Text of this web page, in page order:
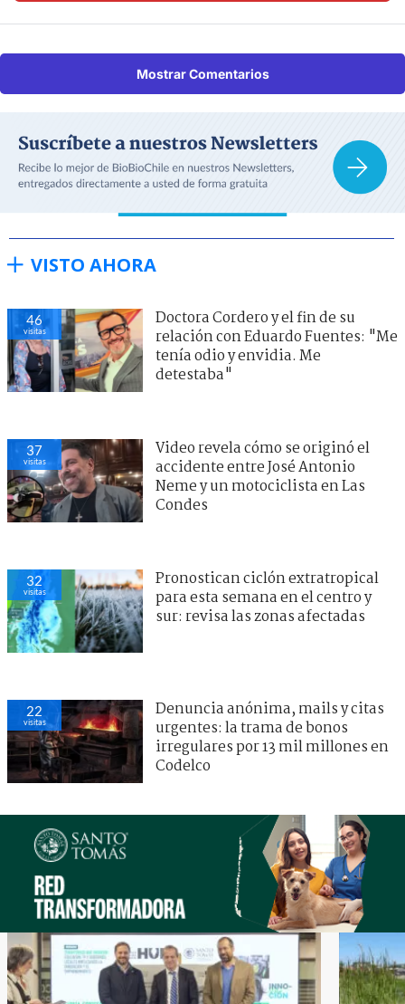
Mostrar Comentarios
VISTO AHORA
46
visitas
Doctora Cordero y el fin de su
relación con Eduardo Fuentes: "Me
tenía odio y envidia. Me
detestaba"
37
visitas
Video revela cómo se originó el
accidente entre José Antonio
Neme y un motociclista en Las
Condes
32
visitas
Pronostican ciclón extratropical
para esta semana en el centro y
sur: revisa las zonas afectadas
22
visitas
Denuncia anónima, mails y citas
urgentes: la trama de bonos
irregulares por 13 mil millones en
Codelco